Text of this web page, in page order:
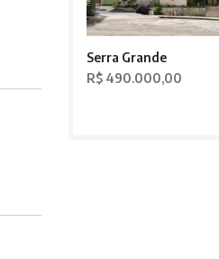
Serra Grande
R$ 490.000,00